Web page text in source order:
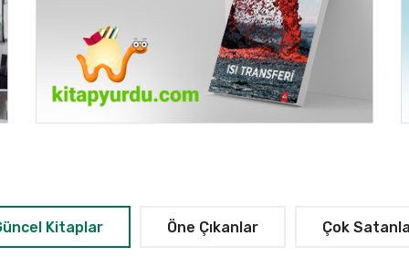
Kitaplar Öne Çıkanlar Çok